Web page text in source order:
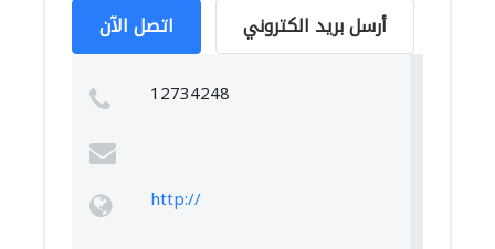
اتصل الآن أرسل بريد الكتروني
12734248
http://